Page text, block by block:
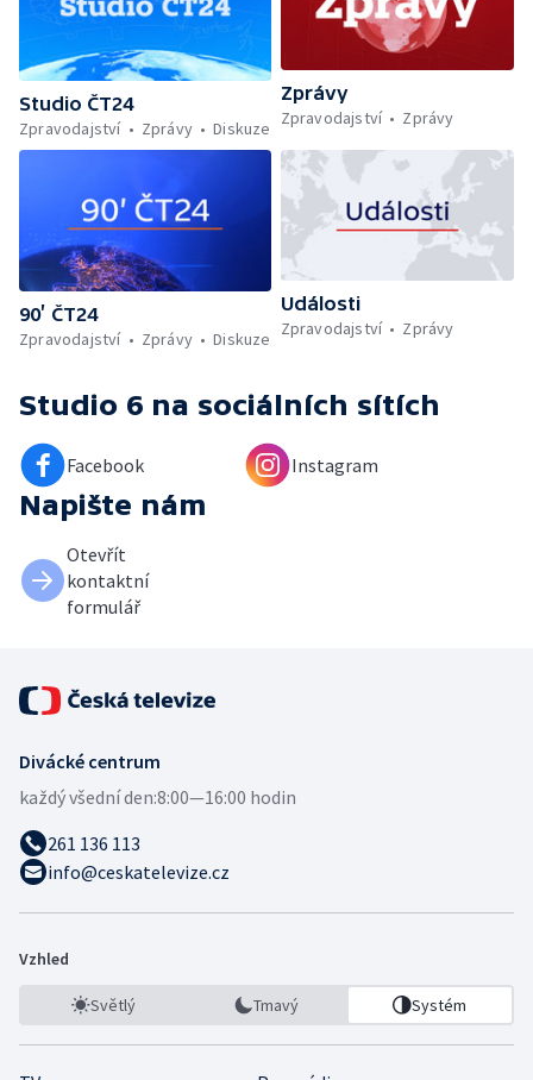
Studio ČT24
Zpravodajství
Zprávy Diskuze
Zprávy
Zpravodajství
Zprávy
90’ ČT24
Zpravodajství
Zprávy Diskuze
Události
Zpravodajství
Zprávy
Studio 6 na sociálních sítích
Facebook Instagram
Napište nám
Otevřít
kontaktní
formulář
Divácké centrum
každý všední den:8:00—16:00 hodin
261 136 113
info@ceskatelevize.cz
Vzhled
Světlý Tmavý Systém